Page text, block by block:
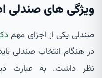
ویژگی های صندلی
صندلی یکی از اجزای مهم
در هنگام انتخاب صندلی
نظر داشت. به عبارت